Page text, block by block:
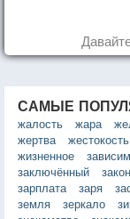
САМЫЕ
жалость
жара
жертва
жестокость
жизненное
заключённый
закон
зарплата
заря
земля
зеркало